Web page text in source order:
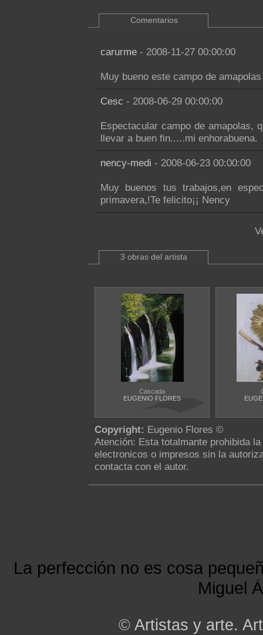
Comentarios
carurme - 2008-11-27 00:00:00
Muy bueno este campo de
Cesc - 2008-06-29 00:00:00
Espectacular campo de amapolas,
llevar a buen fin.....mi enhorabuena.
nency-medi - 2008-06-23 00:00:00
Muy buenos tus trabajos,en
primavera,!Te felicito¡¡ Nency
3 obras del artista
Cascada
EUGENIO FLORES
Copyright: Eugenio Flores ©
Atención: Esta totalmante prohibida
electronicos o impresos sin la
contacta con el autor.
La perfección no es cosa
Miguel
© Artistas y arte.